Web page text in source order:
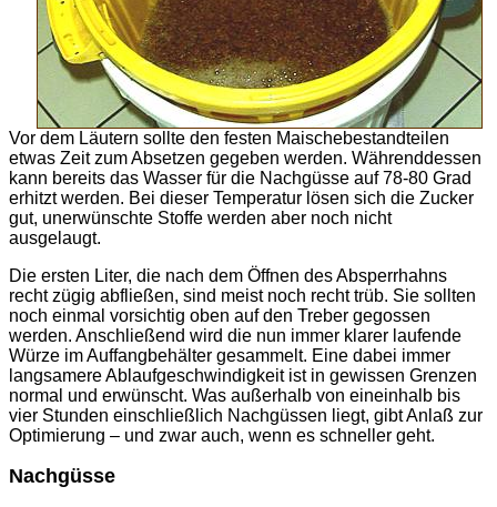
Vor dem Läutern sollte den festen Maischebestandteilen
etwas Zeit zum Absetzen gegeben werden. Währenddessen
kann bereits das Wasser für die Nachgüsse auf 78-80 Grad
erhitzt werden. Bei dieser Temperatur lösen sich die Zucker
gut, unerwünschte Stoffe werden aber noch nicht
ausgelaugt.
Die ersten Liter, die nach dem Öffnen des Absperrhahns
recht zügig abfließen, sind meist noch recht trüb. Sie sollten
noch einmal vorsichtig oben auf den Treber gegossen
werden. Anschließend wird die nun immer klarer laufende
Würze im Auffangbehälter gesammelt. Eine dabei immer
langsamere Ablaufgeschwindigkeit ist in gewissen Grenzen
normal und erwünscht. Was außerhalb von eineinhalb bis
vier Stunden einschließlich Nachgüssen liegt, gibt Anlaß zur
Optimierung – und zwar auch, wenn es schneller geht.
Nachgüsse